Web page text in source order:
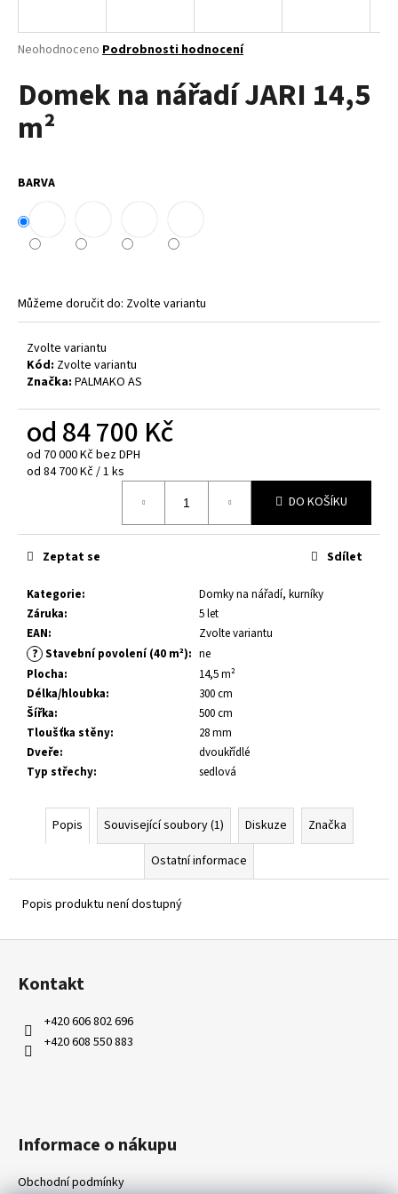
Průměrné
produktu
je
z
Neohodnoceno Podrobnosti hodnocení
Domek na nářadí JARI 14,5
m²
BARVA
Můžeme doručit do: Zvolte variantu
Zvolte variantu
Kód: Zvolte variantu
Značka: PALMAKO AS
od84 700 Kč
od 70 000 Kčbez DPH
Měrná
od 84 700 Kč / 1 ks
DO KOŠÍKU
Kategorie:
Domky na nářadí, kurníky
Záruka:
5 let
EAN: Zvolte variantu
? Stavební povolení (40 m²): ne
Plocha:
14,5 m²
Délka/hloubka:
300 cm
Šířka:
500 cm
Tloušťka stěny:
28 mm
Dveře:
dvoukřídlé
Typ střechy: sedlová
Zeptat se Sdílet
Popis Související soubory (1) Diskuze
Značka
Ostatní informace
Popis produktu není dostupný
j
t
?
HLEDAT
o
p
o
e
m
DĚTSKÝ
DOMEK
3,6
M²
29
000
Kč
Původně:
36
400
Kč
Z
Kontakt
+420 606 802 696
+420 608 550 883
Informace o nákupu
Obchodní podmínky